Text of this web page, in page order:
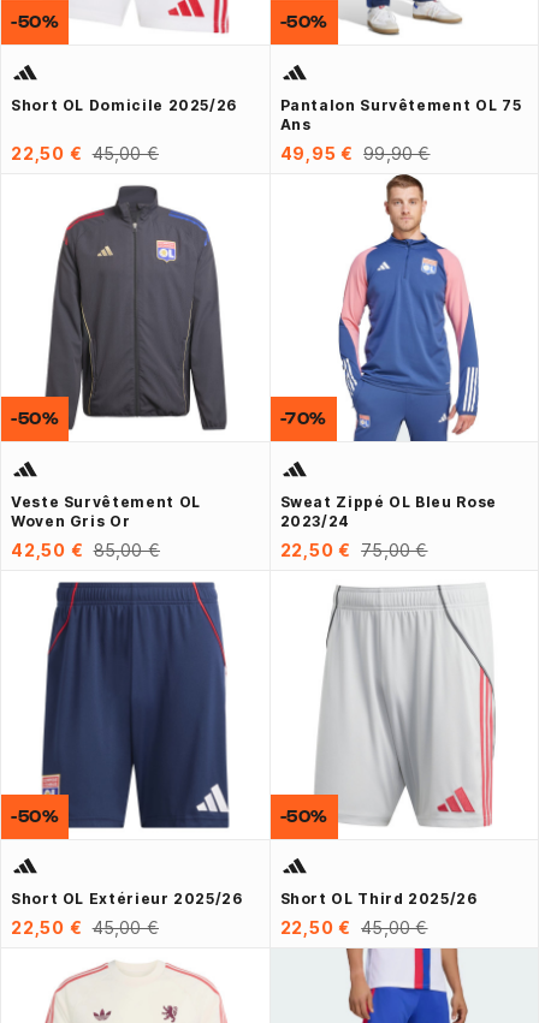
Short OL Domicile 2025/26
22,50 € 45,00 €
-50%
Pantalon Survêtement OL 75
Ans
49,95 € 99,90 €
-50%
Veste Survêtement OL
Woven Gris Or
42,50 € 85,00 €
-50%
Sweat Zippé OL Bleu Rose
2023/24
22,50 € 75,00 €
-70%
Short OL Extérieur 2025/26
22,50 € 45,00 €
-50%
Short OL Third 2025/26
22,50 € 45,00 €
-50%